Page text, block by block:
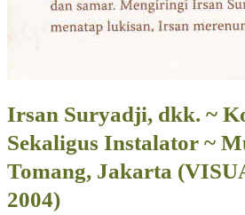
Irsan Suryadji, dkk. ~
Sekaligus Instalator ~
Tomang, Jakarta
2004)